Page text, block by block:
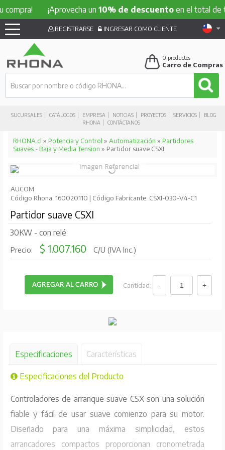
¡Aprovecha un10% de descuentoen el total de tu
SUCURSALES CATÁLOGOS EMPRESA NOTICIAS PROYECTOS SERVICIOS
BLOG
RHONA
CONTÁCTANOS
REGISTRARSE INGRESAR COMO CLIENTE
0 productos
Carro de Compras
RHONA.cl » Potencia y Control » Automatización » Partidores
Suaves - Baja y Media Tension » Partidor suave CSXI
AUCOM
Código Rhona: 160020110 | Código Fabricante: CSXI-030-V4-C1
Partidor suave CSXI
30KW - con relé
Precio: $ 1.007.160 C/U (IVA Inc.)
Cantidad:
Especificaciones Características
Especificaciones del Producto
Controladores de arranque suave CSX son una solución
fiable y fácil de usar suave comienzo para su motor.
Diseñado para una máxima simplicidad, estos
arrancadores compactos proporcionan cronometrada